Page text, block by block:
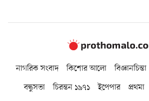
নাগরিক সংবাদ কিশোর আলো বিজ্ঞানচিন্তা
বন্ধুসভা
চিরন্তন ১৯৭১ ইপেপার প্রথমা